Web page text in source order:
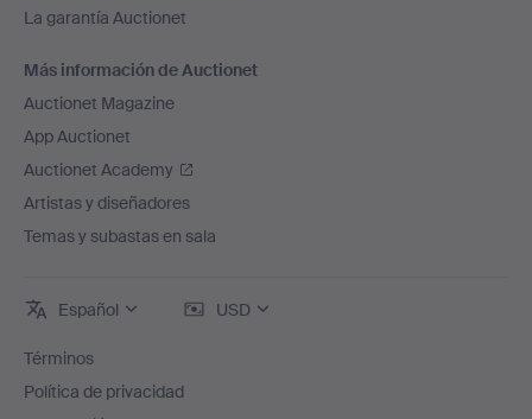
La garantía Auctionet
Más información de Auctionet
Auctionet Magazine
App Auctionet
Auctionet Academy
Artistas y diseñadores
Temas y subastas en sala
Español USD
Términos
Política de privacidad